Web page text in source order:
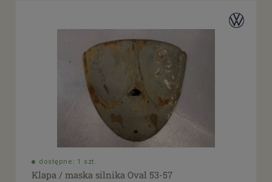
dostępne: 1 szt.
Klapa / maska silnika Oval 53-57